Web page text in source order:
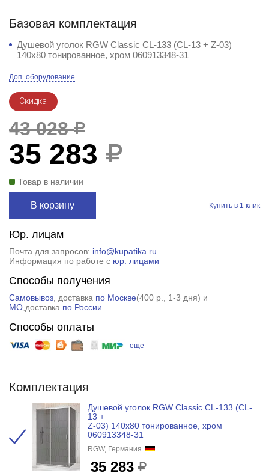
Базовая комплектация
Душевой уголок RGW Classic CL-133 (CL-13 + Z-03)
140x80 тонированное, хром 060913348-31
Доп. оборудование
Скидка
43 028
35 283
Товар в наличии
В корзину Купить в 1 клик
Юр. лицам
Почта для запросов: info@kupatika.ru
Информация по работе с юр. лицами
Способы получения
Самовывоз, доставка по Москве(400 р.
, 1-3 дня) и
МО,доставка по России
Способы оплаты
еще
Комплектация
Душевой уголок RGW Classic CL-133 (CL-
13 +
Z-03) 140x80 тонированное, хром
060913348-31
RGW, Германия
35 283